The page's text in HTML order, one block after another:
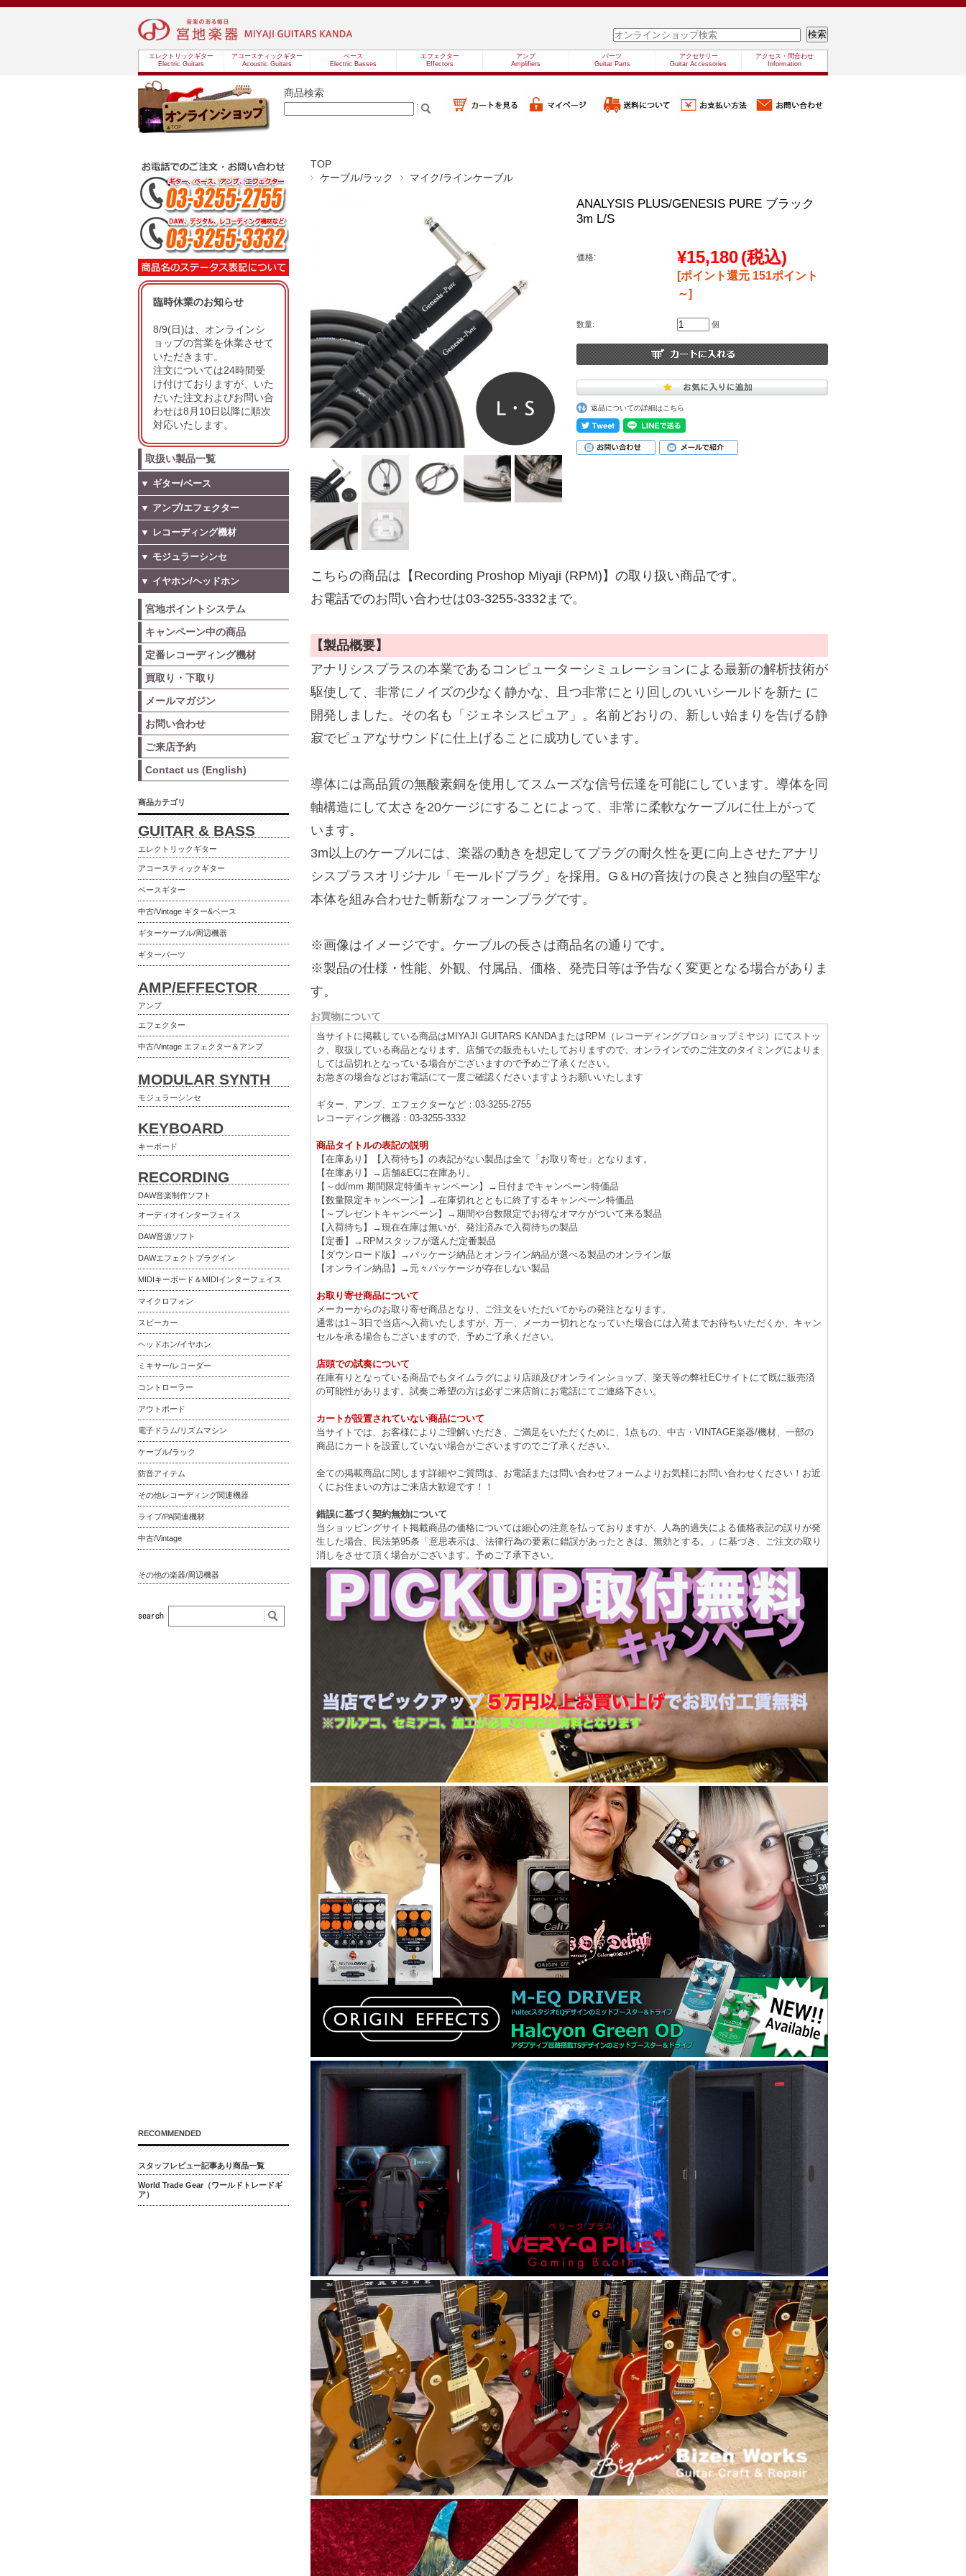
エレクトリックギター
Electric Guitars
アコースティックギター
Acoustic Guitars
ベース
Electric Basses
エフェクター
Effectors
アンプ
Amplifiers
パーツ
Guitar Parts
アクセサリー
Guitar Accessories
アクセス・問合わせ
Information
商品検索
TOP
ケーブル/ラック
マイク/ラインケーブル
ANALYSIS PLUS/GENESIS PURE ブラック
3m L/S
価格: ¥15,180(税込)
[ポイント還元 151ポイント
～]
数量: 個
返品についての詳細はこちら
こちらの商品は【Recording Proshop Miyaji (RPM)】の取り扱い商品です。
お電話でのお問い合わせは03-3255-3332まで。
【製品概要】
アナリシスプラスの本業であるコンピューターシミュレーションによる最新の解析技術が
駆使して、非常にノイズの少なく静かな、且つ非常にとり回しのいいシールドを新た に
開発しました。その名も「ジェネシスピュア」。名前どおりの、新しい始まりを告げる静
寂でピュアなサウンドに仕上げることに成功しています。
導体には高品質の無酸素銅を使用してスムーズな信号伝達を可能にしています。導体を同
軸構造にして太さを20ケージにすることによって、非常に柔軟なケーブルに仕上がって
います。
3m以上のケーブルには、楽器の動きを想定してプラグの耐久性を更に向上させたアナリ
シスプラスオリジナル「モールドプラグ」を採用。G＆Hの音抜けの良さと独自の堅牢な
本体を組み合わせた斬新なフォーンプラグです。
※画像はイメージです。ケーブルの長さは商品名の通りです。
※製品の仕様・性能、外観、付属品、価格、発売日等は予告なく変更となる場合がありま
す。
お買物について
当サイトに掲載している商品はMIYAJI GUITARS KANDAまたはRPM（レコーディングプロショップミヤジ）にてストッ
ク、取扱している商品となります。店舗での販売もいたしておりますので、オンラインでのご注文のタイミングによりま
しては品切れとなっている場合がございますので予めご了承ください。
お急ぎの場合などはお電話にて一度ご確認くださいますようお願いいたします
ギター、アンプ、エフェクターなど：03-3255-2755
レコーディング機器：03-3255-3332
商品タイトルの表記の説明
【在庫あり】【入荷待ち】の表記がない製品は全て「お取り寄せ」となります。
【在庫あり】→店舗&ECに在庫あり。
【～dd/mm 期間限定特価キャンペーン】→日付までキャンペーン特価品
【数量限定キャンペーン】→在庫切れとともに終了するキャンペーン特価品
【～プレゼントキャンペーン】→期間や台数限定でお得なオマケがついて来る製品
【入荷待ち】→現在在庫は無いが、発注済みで入荷待ちの製品
【定番】→RPMスタッフが選んだ定番製品
【ダウンロード版】→パッケージ納品とオンライン納品が選べる製品のオンライン版
【オンライン納品】→元々パッケージが存在しない製品
お取り寄せ商品について
メーカーからのお取り寄せ商品となり、ご注文をいただいてからの発注となります。
通常は1～3日で当店へ入荷いたしますが、万一、メーカー切れとなっていた場合には入荷までお待ちいただくか、キャン
セルを承る場合もございますので、予めご了承ください。
店頭での試奏について
在庫有りとなっている商品でもタイムラグにより店頭及びオンラインショップ、楽天等の弊社ECサイトにて既に販売済
の可能性があります。試奏ご希望の方は必ずご来店前にお電話にてご連絡下さい。
カートが設置されていない商品について
当サイトでは、お客様によりご理解いただき、ご満足をいただくために、1点もの、中古・VINTAGE楽器/機材、一部の
商品にカートを設置していない場合がございますのでご了承ください。
全ての掲載商品に関します詳細やご質問は、お電話または問い合わせフォームよりお気軽にお問い合わせください！お近
くにお住まいの方はご来店大歓迎です！！
錯誤に基づく契約無効について
当ショッピングサイト掲載商品の価格については細心の注意を払っておりますが、人為的過失による価格表記の誤りが発
生した場合、民法第95条「意思表示は、法律行為の要素に錯誤があったときは、無効とする。」に基づき、ご注文の取り
消しをさせて頂く場合がございます。予めご了承下さい。
臨時休業のお知らせ
8/9(日)は、オンラインシ
ョップの営業を休業させて
いただきます。
注文については24時間受
け付けておりますが、いた
だいた注文およびお問い合
わせは8月10日以降に順次
対応いたします。
取扱い製品一覧
▼ ギター/ベース
▼ アンプ/エフェクター
▼ レコーディング機材
▼ モジュラーシンセ
▼ イヤホン/ヘッドホン
宮地ポイントシステム
キャンペーン中の商品
定番レコーディング機材
買取り・下取り
メールマガジン
お問い合わせ
ご来店予約
Contact us (English)
商品カテゴリ
GUITAR & BASS
エレクトリックギター
アコースティックギター
ベースギター
中古/Vintage ギター&ベース
ギターケーブル/周辺機器
ギターパーツ
AMP/EFFECTOR
アンプ
エフェクター
中古/Vintage エフェクター＆アンプ
MODULAR SYNTH
モジュラーシンセ
KEYBOARD
キーボード
RECORDING
DAW音楽制作ソフト
オーディオインターフェイス
DAW音源ソフト
DAWエフェクトプラグイン
MIDIキーボード＆MIDIインターフェイス
マイクロフォン
スピーカー
ヘッドホン/イヤホン
ミキサー/レコーダー
コントローラー
アウトボード
電子ドラム/リズムマシン
ケーブル/ラック
防音アイテム
その他レコーディング関連機器
ライブ/PA関連機材
中古/Vintage
その他の楽器/周辺機器
RECOMMENDED
スタッフレビュー記事あり商品一覧
World Trade Gear（ワールドトレードギ
ア）